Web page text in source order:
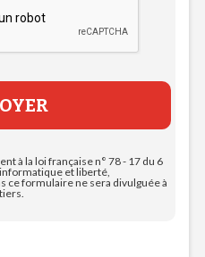
à la loi française n° 78 - 17 du 6
et liberté,
ce formulaire ne sera divulguée à